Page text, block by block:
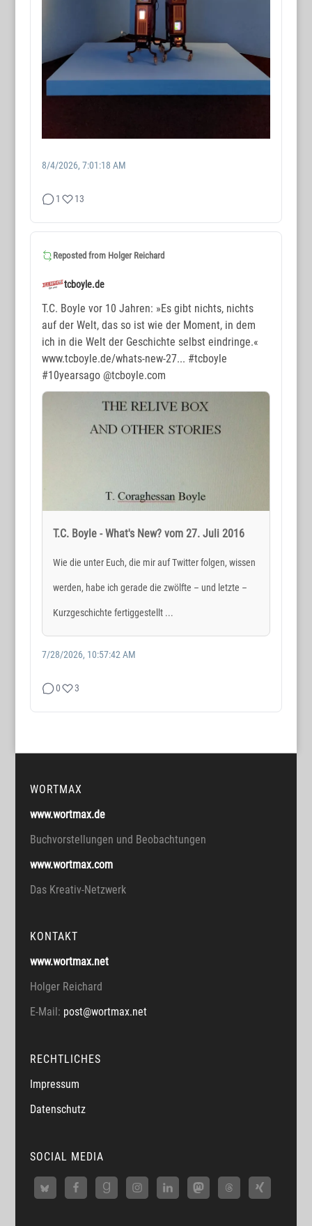
8/4/2026, 7:01:18 AM
1 13
Reposted from Holger Reichard
tcboyle.de
T.C. Boyle vor 10 Jahren: »Es gibt nichts, nichts
auf der Welt, das so ist wie der Moment, in dem
ich in die Welt der Geschichte selbst eindringe.«
www.tcboyle.de/whats-new-27... #tcboyle
#10yearsago@tcboyle.com
T.C. Boyle - What's New? vom 27. Juli 2016
Wie die unter Euch, die mir auf Twitter folgen, wissen
werden, habe ich gerade die zwölfte – und letzte –
Kurzgeschichte fertiggestellt ...
7/28/2026, 10:57:42 AM
0 3
WORTMAX
www.wortmax.de
Buchvorstellungen und Beobachtungen
www.wortmax.com
Das Kreativ-Netzwerk
KONTAKT
www.wortmax.net
Holger Reichard
E-Mail: post@wortmax.net
RECHTLICHES
Impressum
Datenschutz
SOCIAL MEDIA